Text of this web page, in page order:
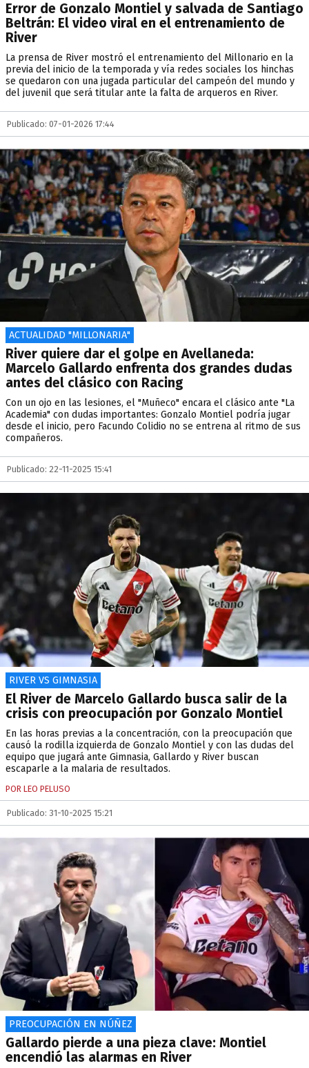
Error de Gonzalo Montiel y salvada de Santiago
Beltrán: El video viral en el entrenamiento de
River
La prensa de River mostró el entrenamiento del Millonario en la
previa del inicio de la temporada y vía redes sociales los hinchas
se quedaron con una jugada particular del campeón del mundo y
del juvenil que será titular ante la falta de arqueros en River.
Publicado: 07-01-2026 17:44
ACTUALIDAD "MILLONARIA"
River quiere dar el golpe en Avellaneda:
Marcelo Gallardo enfrenta dos grandes dudas
antes del clásico con Racing
Con un ojo en las lesiones, el "Muñeco" encara el clásico ante "La
Academia" con dudas importantes: Gonzalo Montiel podría jugar
desde el inicio, pero Facundo Colidio no se entrena al ritmo de sus
compañeros.
Publicado: 22-11-2025 15:41
RIVER VS GIMNASIA
El River de Marcelo Gallardo busca salir de la
crisis con preocupación por Gonzalo Montiel
En las horas previas a la concentración, con la preocupación que
causó la rodilla izquierda de Gonzalo Montiel y con las dudas del
equipo que jugará ante Gimnasia, Gallardo y River buscan
escaparle a la malaria de resultados.
POR LEO PELUSO
Publicado: 31-10-2025 15:21
PREOCUPACIÓN EN NÚÑEZ
Gallardo pierde a una pieza clave: Montiel
encendió las alarmas en River